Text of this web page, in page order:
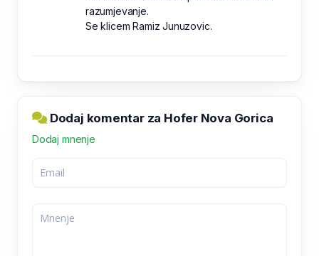
razumjevanje.
Se klicem Ramiz Junuzovic.
Dodaj komentar za Hofer Nova Gorica
Dodaj mnenje